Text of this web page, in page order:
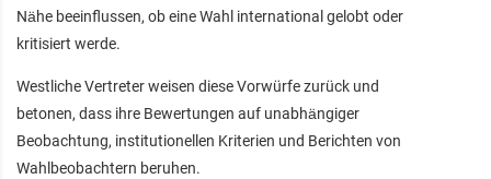
Nähe beeinflussen, ob eine Wahl international gelobt oder
kritisiert werde.
Westliche Vertreter weisen diese Vorwürfe zurück und
betonen, dass ihre Bewertungen auf unabhängiger
Beobachtung, institutionellen Kriterien und Berichten von
Wahlbeobachtern beruhen.